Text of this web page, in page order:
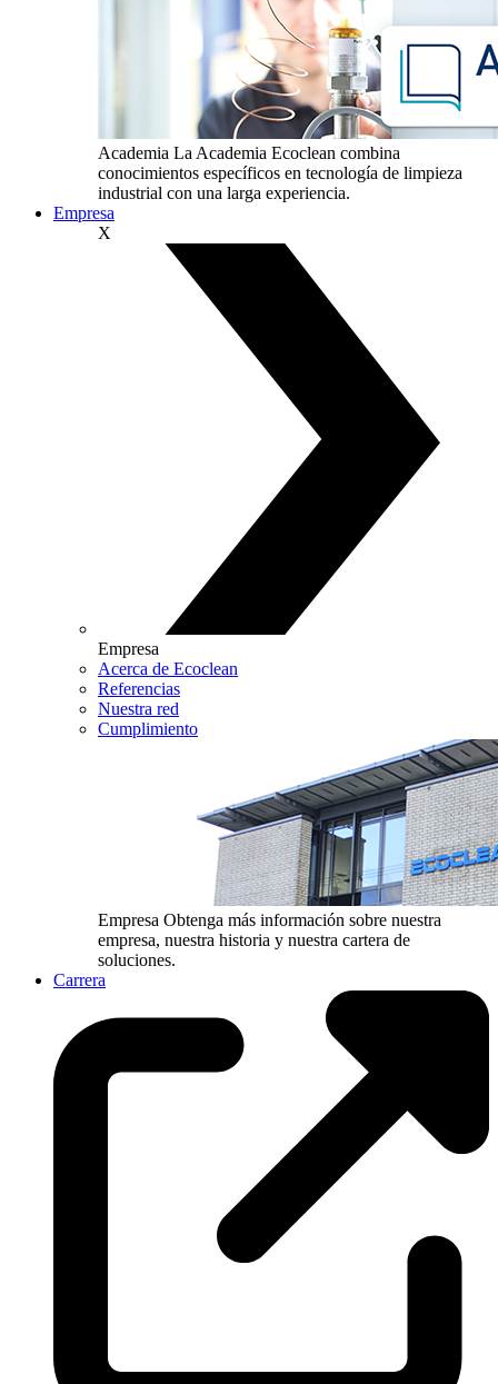
Academia La Academia Ecoclean combina
conocimientos específicos en tecnología de limpieza
industrial con una larga experiencia.
Empresa
X
Empresa
Acerca de Ecoclean
Referencias
Nuestra red
Cumplimiento
Empresa Obtenga más información sobre nuestra
empresa, nuestra historia y nuestra cartera de
soluciones.
Carrera